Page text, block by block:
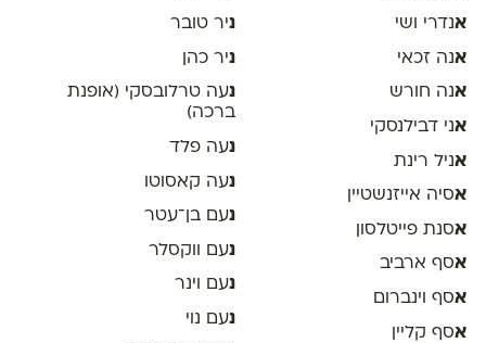
אנדרי ושי
אנה זכאי
אנה חורש
אני דבילנסקי
אניל רינת
אסיה אייזנשטיין
אסנת פייטלסון
אסף ארביב
אסף וינברום
אסף קליין
ניר טובר
ניר כהן
נעה טרלובסקי (אופנת
ברכה)
נעה פלד
נעה קאסוטו
נעם בן־עטר
נעם ווקסלר
נעם וינר
נעם נוי